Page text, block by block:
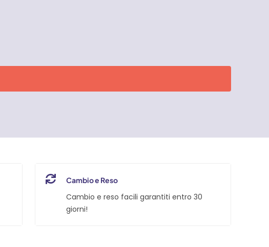
Cambio e Reso
Cambio e reso facili garantiti entro 30
giorni!